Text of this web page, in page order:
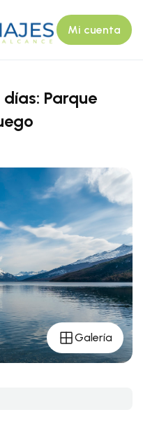
Mi cuenta
Parque
Galería